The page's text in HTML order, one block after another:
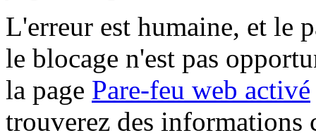
L'erreur est humaine, et le
le blocage n'est pas
la page Pare-feu web activé
trouverez des informations